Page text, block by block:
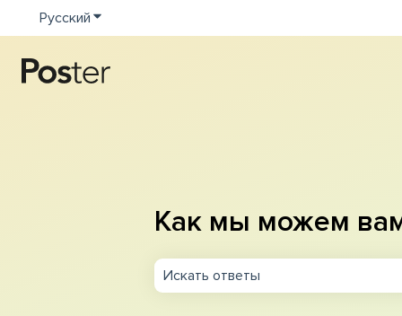
Русский Показать подменю для переводов
Как мы можем